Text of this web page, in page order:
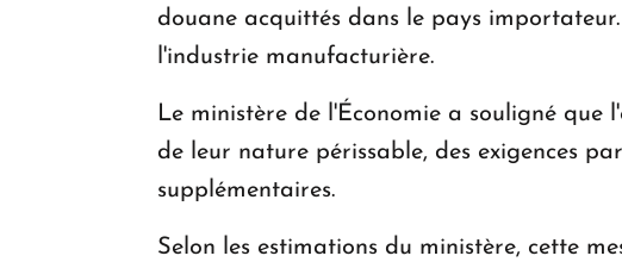
douane acquittés dans le pays
l'industrie manufacturière.
Le ministère de l'Économie a souligné
de leur nature périssable, des exigences
supplémentaires.
Selon les estimations du ministère, cette